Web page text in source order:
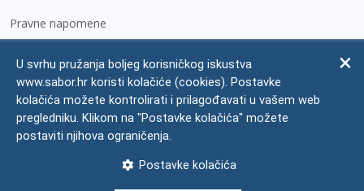
Pravne napomene
Zaštita osobnih podataka
Impressum
Česta pitanja
U svrhu pružanja boljeg korisničkog iskustva
www.sabor.hr koristi kolačiće (cookies). Postavke
kolačića možete kontrolirati i prilagođavati u vašem web
pregledniku. Klikom na "Postavke kolačića" možete
postaviti njihova ograničenja.
Postavke kolačića